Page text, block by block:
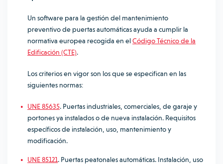
Un software para la gestión del mantenimiento
preventivo de puertas automáticas ayuda a cumplir la
normativa europea recogida en elCódigo Técnico de la
Edificación (CTE).
Los criterios en vigor son los que se especifican en las
siguientes normas:
UNE 85635. Puertas industriales, comerciales, de garaje y
portones ya instalados o de nueva instalación. Requisitos
específicos de instalación, uso, mantenimiento y
modificación.
UNE 85121. Puertas peatonales automáticas. Instalación, uso